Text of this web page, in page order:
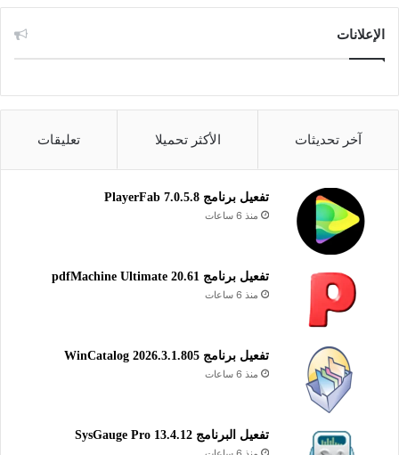
الإعلانات
آخر تحديثات الأكثر تحميلا تعليقات
تفعيل برنامج PlayerFab 7.0.5.8
منذ 6 ساعات
تفعيل برنامج pdfMachine Ultimate 20.61
منذ 6 ساعات
تفعيل برنامج WinCatalog 2026.3.1.805
منذ 6 ساعات
تفعيل البرنامج 13.4.12 SysGauge Pro